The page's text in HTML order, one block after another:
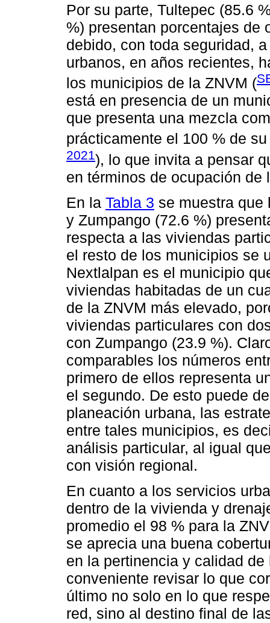
Por su parte, Tultepec (85.6
%) presentan porcentajes de
debido, con toda seguridad,
urbanos, en años recientes,
los municipios de la ZNVM (
está en presencia de un
que presenta una mezcla
prácticamente el 100 % de
2021), lo que invita a pensar
en términos de ocupación de
En la Tabla 3 se muestra que
y Zumpango (72.6 %)
respecta a las viviendas
el resto de los municipios se
Nextlalpan es el municipio
viviendas habitadas de un
de la ZNVM más elevado,
viviendas particulares con
con Zumpango (23.9 %).
comparables los números
primero de ellos representa
el segundo. De esto puede
planeación urbana, las
entre tales municipios, es
análisis particular, al igual
con visión regional.
En cuanto a los servicios
dentro de la vivienda y
promedio el 98 % para la
se aprecia una buena
en la pertinencia y calidad
conveniente revisar lo que
último no solo en lo que
red, sino al destino final de